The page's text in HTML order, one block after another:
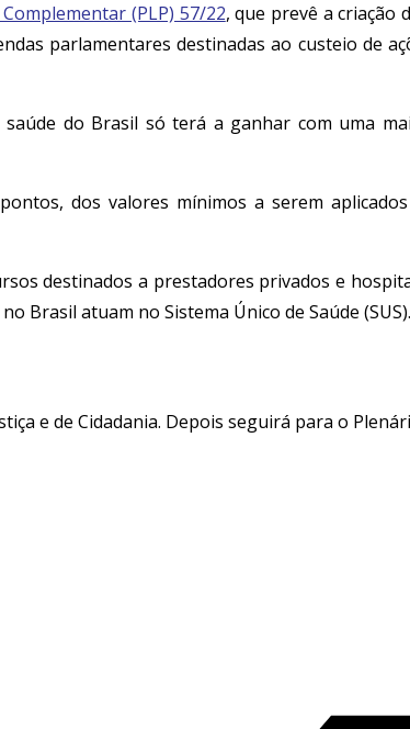
(PLP) 57/22, que prevê a criação
parlamentares destinadas ao custeio de
saúde do Brasil só terá a ganhar com uma
dos valores mínimos a serem
destinados a prestadores privados e
Brasil atuam no Sistema Único de Saúde (SUS).
e de Cidadania. Depois seguirá para o